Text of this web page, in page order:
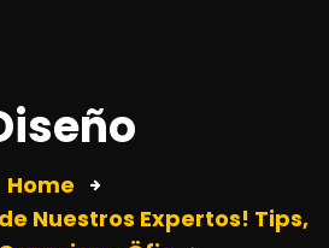
Home
Nuestros Expertos! Tips,